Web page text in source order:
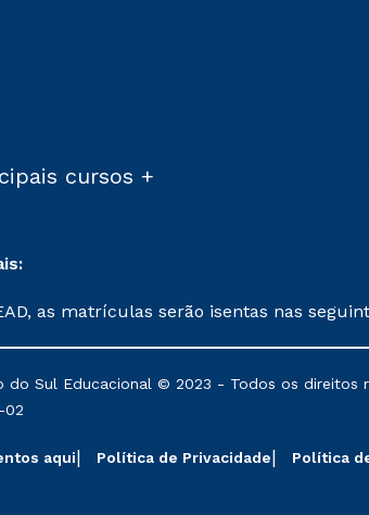
cursos +
as matrículas serão isentas nas
Descontos institucionais
do Sul Educacional © 2023 - Todos os direitos
02
aqui Política de Privacidade Política